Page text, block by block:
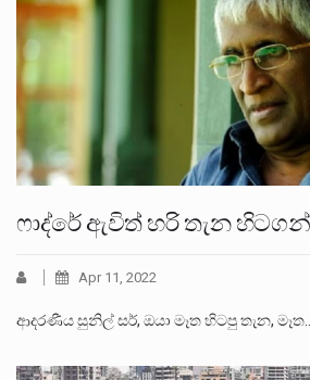
ෆාද්රේ ඇවිත් හරි තැන
Apr 11, 2022
ආදරණීය සුනිල් සර්, ඔයා මෑත හිටපු තැන, මෑත…